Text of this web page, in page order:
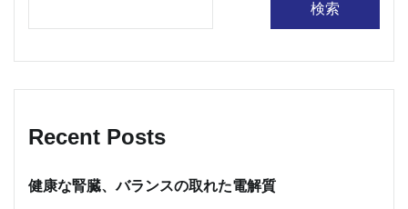
検索
Recent Posts
健康な腎臓、バランスの取れた電解質